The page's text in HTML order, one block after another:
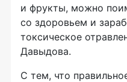
и фрукты, можно
со здоровьем и
токсическое
Давыдова.
С тем, что